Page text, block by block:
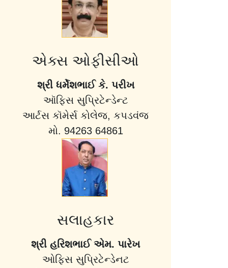
એક્સ ઓફીસીઓ
શ્રી ધર્મેશભાઈ કે. પરીખ
ઑફિસ સુપ્રિટેન્ડેન્ટ
આર્ટસ કૉમેર્સ કોલેજ, કપડવંજ
મો. 94263 64861
સલાહકાર
શ્રી હરિશભાઈ એમ. પારેખ
ઓફિસ સુપ્રિટેન્ડેનટ